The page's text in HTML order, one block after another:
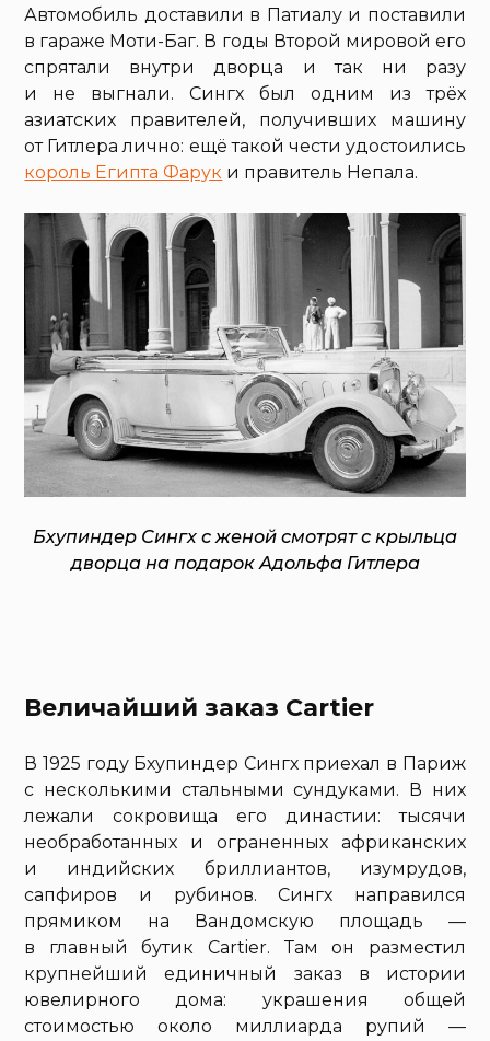
Автомобиль доставили в Патиалу и поставили
в гараже Моти-Баг. В годы Второй мировой его
спрятали внутри дворца и так ни разу
и не выгнали. Сингх был одним из трёх
азиатских правителей, получивших машину
от Гитлера лично: ещё такой чести удостоились
король Египта Фарук и правитель Непала.
Бхупиндер Сингх с женой смотрят с крыльца
дворца на подарок Адольфа Гитлера
Величайший заказ Cartier
В 1925 году Бхупиндер Сингх приехал в Париж
с несколькими стальными сундуками. В них
лежали сокровища его династии: тысячи
необработанных и ограненных африканских
и индийских бриллиантов, изумрудов,
сапфиров и рубинов. Сингх направился
прямиком на Вандомскую площадь —
в главный бутик Cartier. Там он разместил
крупнейший единичный заказ в истории
ювелирного дома: украшения общей
стоимостью около миллиарда рупий —